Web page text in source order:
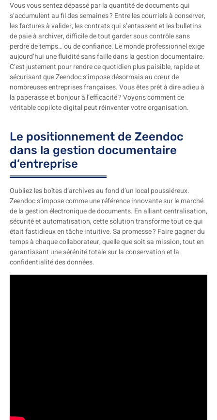
Vous vous sentez dépassé par la quantité de documents qui
s’accumulent au fil des semaines ? Entre les courriels à conserver,
les factures à valider, les contrats qui s’entassent et les bulletins
de paie à archiver, difficile de tout garder sous contrôle sans
perdre de temps… ou de confiance. Le monde professionnel exige
aujourd’hui une fluidité sans faille dans la gestion documentaire.
C’est justement pour rendre ce quotidien plus paisible, rapide et
sécurisant que Zeendoc s’impose désormais au cœur de
nombreuses entreprises françaises. Vous êtes prêt à dire adieu à
la paperasse et bonjour à l’efficacité ? Voyons comment ce
véritable copilote digital peut réinventer votre organisation.
Le positionnement de Zeendoc
dans la gestion documentaire
d’entreprise
Oubliez les boîtes d’archives au fond d’un local poussiéreux.
Zeendoc s’impose comme une référence innovante sur le marché
de la gestion électronique de documents. En alliant centralisation,
sécurité et automatisation, cette solution transforme tout ce qui
était fastidieux en tâche intuitive. Sa promesse ? Faire gagner du
temps à chaque collaborateur, quelle que soit sa mission, tout en
garantissant une sérénité totale sur la conservation et la
confidentialité des données.